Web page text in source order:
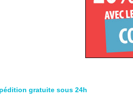
gratuite sous 24h